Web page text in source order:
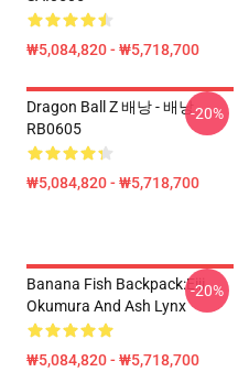
₩5,084,820 - ₩5,718,700
Dragon Ball Z 배낭 - 배낭
RB0605
₩5,084,820 - ₩5,718,700
-20%
Banana Fish Backpack:Eiji
Okumura And Ash Lynx
₩5,084,820 - ₩5,718,700
-20%